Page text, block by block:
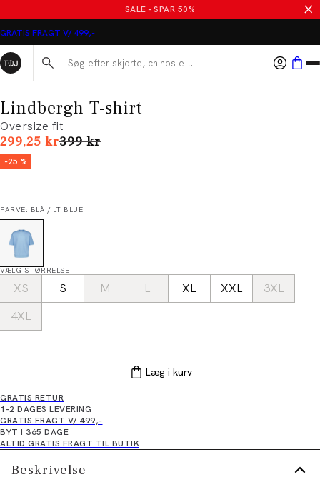
SALE - SPAR 50%
GRATIS FRAGT V/ 499,-
Søg her...
Lindbergh T-shirt
Oversize fit
299,25 krI alt (uden rabat)
399 kr
-25 %
FARVE: BLÅ / LT BLUE
VÆLG STØRRELSE
XS S M L XL XXL
3XL
4XL
Læg i kurv
GRATIS RETUR
1-2 DAGES LEVERING
GRATIS FRAGT V/ 499,-
BYT I 365 DAGE
ALTID GRATIS FRAGT TIL BUTIK
Beskrivelse